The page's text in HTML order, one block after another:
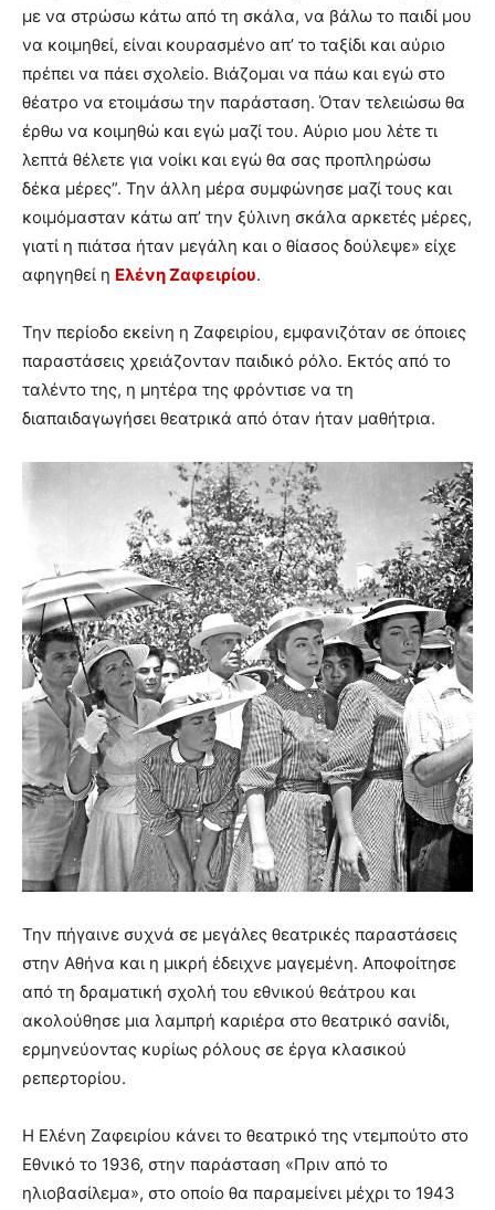
με να στρώσω κάτω από τη σκάλα, να βάλω το παιδί μου
να κοιμηθεί, είναι κουρασμένο απ’ το ταξίδι και αύριο
πρέπει να πάει σχολείο. Βιάζομαι να πάω και εγώ στο
θέατρο να ετοιμάσω την παράσταση. Όταν τελειώσω θα
έρθω να κοιμηθώ και εγώ μαζί του. Αύριο μου λέτε τι
λεπτά θέλετε για νοίκι και εγώ θα σας προπληρώσω
δέκα μέρες”. Την άλλη μέρα συμφώνησε μαζί τους και
κοιμόμασταν κάτω απ’ την ξύλινη σκάλα αρκετές μέρες,
γιατί η πιάτσα ήταν μεγάλη και ο θίασος δούλεψε» είχε
αφηγηθεί η Ελένη Ζαφειρίου.
Την περίοδο εκείνη η Ζαφειρίου, εμφανιζόταν σε όποιες
παραστάσεις χρειάζονταν παιδικό ρόλο. Εκτός από το
ταλέντο της, η μητέρα της φρόντισε να τη
διαπαιδαγωγήσει θεατρικά από όταν ήταν μαθήτρια.
Την πήγαινε συχνά σε μεγάλες θεατρικές παραστάσεις
στην Αθήνα και η μικρή έδειχνε μαγεμένη. Αποφοίτησε
από τη δραματική σχολή του εθνικού θεάτρου και
ακολούθησε μια λαμπρή καριέρα στο θεατρικό σανίδι,
ερμηνεύοντας κυρίως ρόλους σε έργα κλασικού
ρεπερτορίου.
Η Ελένη Ζαφειρίου κάνει το θεατρικό της ντεμπούτο στο
Εθνικό το 1936, στην παράσταση «Πριν από το
ηλιοβασίλεμα», στο οποίο θα παραμείνει μέχρι το 1943